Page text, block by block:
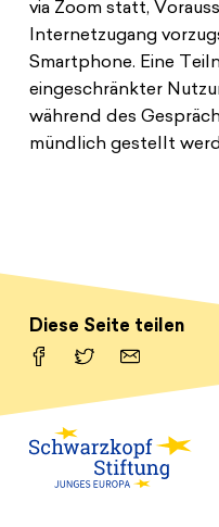
via Zoom statt,
Internetzugang
Smartphone. Eine
eingeschränkter
während des
mündlich gestellt
Diese Seite teilen
Facebook
TwitterEmail